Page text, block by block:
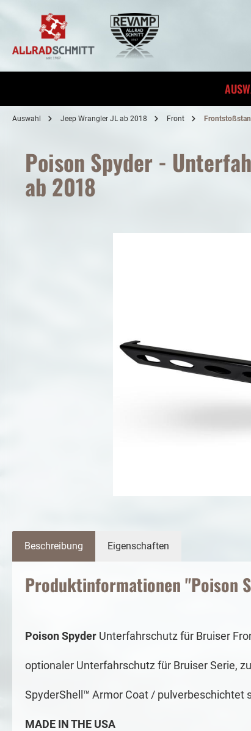
springen
Auswahl Jeep Wrangler JL ab 2018 Front
Poison Spyder -
ab 2018
Beschreibung Eigenschaften
Produktinformationen "Poison
Poison Spyder Unterfahrschutz für Bruiser
optionaler Unterfahrschutz für Bruiser Serie,
SpyderShell™ Armor Coat / pulverbeschichtet
MADE IN THE USA